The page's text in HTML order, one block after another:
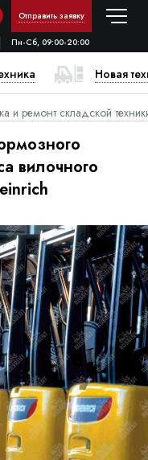
Отправить заявку
Пн-Сб, 09:00-20:00
Новая
и ремонт складской
вилочного